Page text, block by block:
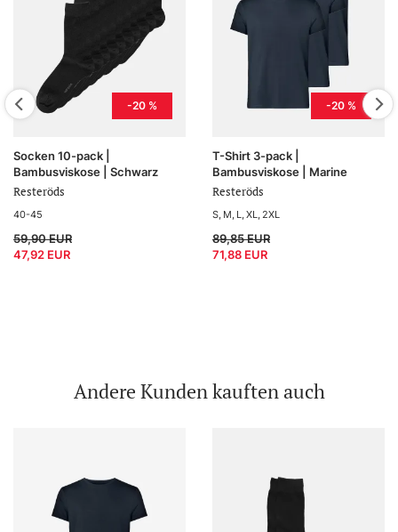
-20 %
Socken 10-pack |
Bambusviskose | Schwarz
Resteröds
40-45
59,90 EUR
47,92 EUR
-20 %
T-Shirt 3-pack |
Bambusviskose | Marine
Resteröds
S M L XL 2XL
89,85 EUR
71,88 EUR
Andere Kunden kauften auch